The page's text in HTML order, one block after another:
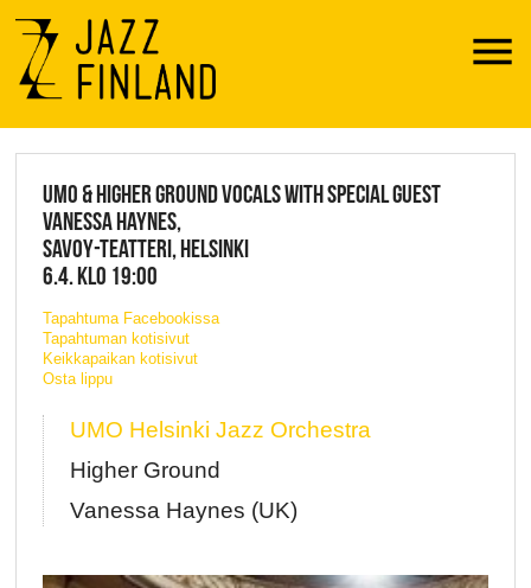
Menu
JAZZ FINLAND LIVE
UMO & HIGHER GROUND VOCALS WITH SPECIAL GUEST
VANESSA HAYNES,
SAVOY-TEATTERI, HELSINKI
6.4. KLO 19:00
Tapahtuma Facebookissa
Tapahtuman kotisivut
Keikkapaikan kotisivut
Osta lippu
UMO Helsinki Jazz Orchestra
Higher Ground
Vanessa Haynes (UK)